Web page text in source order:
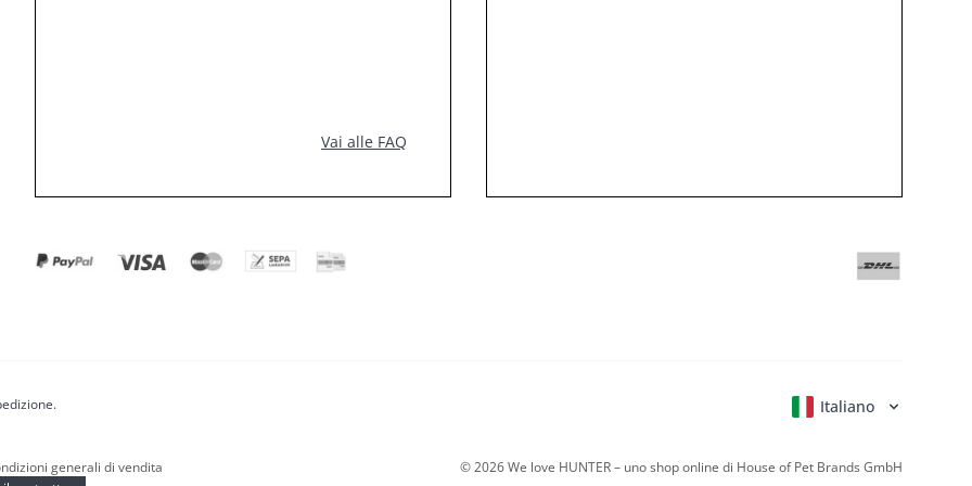
Vai alle FAQ
Italiano
generali di vendita
©2026We love HUNTER – uno shop online di House of Pet Brands GmbH